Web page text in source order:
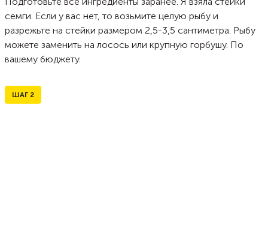
семги. Если у вас нет, то возьмите целую рыбу и
разрежьте на стейки размером 2,5-3,5 сантиметра. Рыбу
можете заменить на лосось или крупную горбушу. По
вашему бюджету.
ШАГ 2